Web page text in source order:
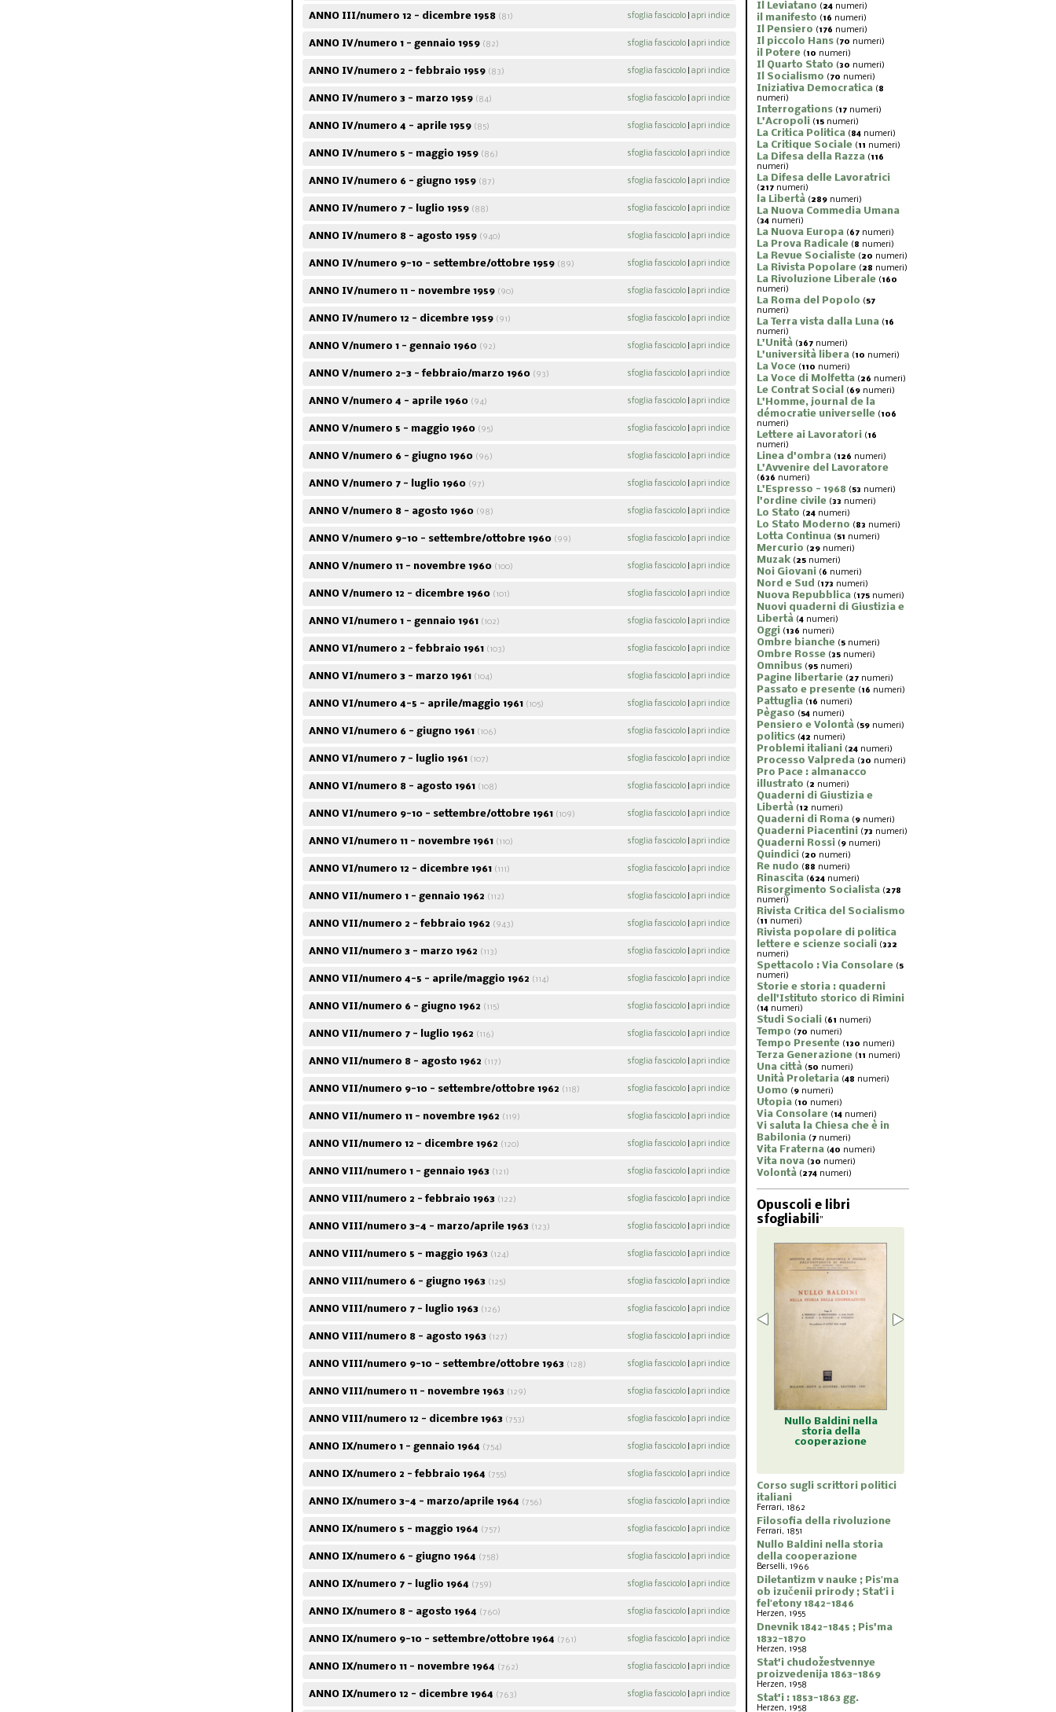
sfoglia fascicolo apri indice
ANNO III/numero 12 - dicembre 1958 (81)
sfoglia fascicolo apri indice
ANNO IV/numero 1 - gennaio 1959 (82)
sfoglia fascicolo apri indice
ANNO IV/numero 2 - febbraio 1959 (83)
sfoglia fascicolo apri indice
ANNO IV/numero 3 - marzo 1959 (84)
sfoglia fascicolo apri indice
ANNO IV/numero 4 - aprile 1959 (85)
sfoglia fascicolo apri indice
ANNO IV/numero 5 - maggio 1959 (86)
sfoglia fascicolo apri indice
ANNO IV/numero 6 - giugno 1959 (87)
sfoglia fascicolo apri indice
ANNO IV/numero 7 - luglio 1959 (88)
sfoglia fascicolo apri indice
ANNO IV/numero 8 - agosto 1959 (940)
sfoglia fascicolo apri indice
ANNO IV/numero 9-10 - settembre/ottobre 1959 (89)
sfoglia fascicolo apri indice
ANNO IV/numero 11 - novembre 1959 (90)
sfoglia fascicolo apri indice
ANNO IV/numero 12 - dicembre 1959 (91)
sfoglia fascicolo apri indice
ANNO V/numero 1 - gennaio 1960 (92)
sfoglia fascicolo apri indice
ANNO V/numero 2-3 - febbraio/marzo 1960 (93)
sfoglia fascicolo apri indice
ANNO V/numero 4 - aprile 1960 (94)
sfoglia fascicolo apri indice
ANNO V/numero 5 - maggio 1960 (95)
sfoglia fascicolo apri indice
ANNO V/numero 6 - giugno 1960 (96)
sfoglia fascicolo apri indice
ANNO V/numero 7 - luglio 1960 (97)
sfoglia fascicolo apri indice
ANNO V/numero 8 - agosto 1960 (98)
sfoglia fascicolo apri indice
ANNO V/numero 9-10 - settembre/ottobre 1960 (99)
sfoglia fascicolo apri indice
ANNO V/numero 11 - novembre 1960 (100)
sfoglia fascicolo apri indice
ANNO V/numero 12 - dicembre 1960 (101)
sfoglia fascicolo apri indice
ANNO VI/numero 1 - gennaio 1961 (102)
sfoglia fascicolo apri indice
ANNO VI/numero 2 - febbraio 1961 (103)
sfoglia fascicolo apri indice
ANNO VI/numero 3 - marzo 1961 (104)
sfoglia fascicolo apri indice
ANNO VI/numero 4-5 - aprile/maggio 1961 (105)
sfoglia fascicolo apri indice
ANNO VI/numero 6 - giugno 1961 (106)
sfoglia fascicolo apri indice
ANNO VI/numero 7 - luglio 1961 (107)
sfoglia fascicolo apri indice
ANNO VI/numero 8 - agosto 1961 (108)
sfoglia fascicolo apri indice
ANNO VI/numero 9-10 - settembre/ottobre 1961 (109)
sfoglia fascicolo apri indice
ANNO VI/numero 11 - novembre 1961 (110)
sfoglia fascicolo apri indice
ANNO VI/numero 12 - dicembre 1961 (111)
sfoglia fascicolo apri indice
ANNO VII/numero 1 - gennaio 1962 (112)
sfoglia fascicolo apri indice
ANNO VII/numero 2 - febbraio 1962 (943)
sfoglia fascicolo apri indice
ANNO VII/numero 3 - marzo 1962 (113)
sfoglia fascicolo apri indice
ANNO VII/numero 4-5 - aprile/maggio 1962 (114)
sfoglia fascicolo apri indice
ANNO VII/numero 6 - giugno 1962 (115)
sfoglia fascicolo apri indice
ANNO VII/numero 7 - luglio 1962 (116)
sfoglia fascicolo apri indice
ANNO VII/numero 8 - agosto 1962 (117)
sfoglia fascicolo apri indice
ANNO VII/numero 9-10 - settembre/ottobre 1962 (118)
sfoglia fascicolo apri indice
ANNO VII/numero 11 - novembre 1962 (119)
sfoglia fascicolo apri indice
ANNO VII/numero 12 - dicembre 1962 (120)
sfoglia fascicolo apri indice
ANNO VIII/numero 1 - gennaio 1963 (121)
sfoglia fascicolo apri indice
ANNO VIII/numero 2 - febbraio 1963 (122)
sfoglia fascicolo apri indice
ANNO VIII/numero 3-4 - marzo/aprile 1963 (123)
sfoglia fascicolo apri indice
ANNO VIII/numero 5 - maggio 1963 (124)
sfoglia fascicolo apri indice
ANNO VIII/numero 6 - giugno 1963 (125)
sfoglia fascicolo apri indice
ANNO VIII/numero 7 - luglio 1963 (126)
sfoglia fascicolo apri indice
ANNO VIII/numero 8 - agosto 1963 (127)
sfoglia fascicolo apri indice
ANNO VIII/numero 9-10 - settembre/ottobre 1963 (128)
sfoglia fascicolo apri indice
ANNO VIII/numero 11 - novembre 1963 (129)
sfoglia fascicolo apri indice
ANNO VIII/numero 12 - dicembre 1963 (753)
sfoglia fascicolo apri indice
ANNO IX/numero 1 - gennaio 1964 (754)
sfoglia fascicolo apri indice
ANNO IX/numero 2 - febbraio 1964 (755)
sfoglia fascicolo apri indice
ANNO IX/numero 3-4 - marzo/aprile 1964 (756)
sfoglia fascicolo apri indice
ANNO IX/numero 5 - maggio 1964 (757)
sfoglia fascicolo apri indice
ANNO IX/numero 6 - giugno 1964 (758)
sfoglia fascicolo apri indice
ANNO IX/numero 7 - luglio 1964 (759)
sfoglia fascicolo apri indice
ANNO IX/numero 8 - agosto 1964 (760)
sfoglia fascicolo apri indice
ANNO IX/numero 9-10 - settembre/ottobre 1964 (761)
sfoglia fascicolo apri indice
ANNO IX/numero 11 - novembre 1964 (762)
sfoglia fascicolo apri indice
ANNO IX/numero 12 - dicembre 1964 (763)
Il Leviatano (24 numeri)
il manifesto (16 numeri)
Il Pensiero (176 numeri)
Il piccolo Hans (70 numeri)
il Potere (10 numeri)
Il Quarto Stato (30 numeri)
Il Socialismo (70 numeri)
Iniziativa Democratica (8
numeri)
Interrogations (17 numeri)
L'Acropoli (15 numeri)
La Critica Politica (84 numeri)
La Critique Sociale (11 numeri)
La Difesa della Razza (116
numeri)
La Difesa delle Lavoratrici
(217 numeri)
la Libertà (289 numeri)
La Nuova Commedia Umana
(34 numeri)
La Nuova Europa (67 numeri)
La Prova Radicale (8 numeri)
La Revue Socialiste (20 numeri)
La Rivista Popolare (28 numeri)
La Rivoluzione Liberale (160
numeri)
La Roma del Popolo (57
numeri)
La Terra vista dalla Luna (16
numeri)
L'Unità (367 numeri)
L'università libera (10 numeri)
La Voce (110 numeri)
La Voce di Molfetta (26 numeri)
Le Contrat Social (69 numeri)
L'Homme, journal de la
démocratie universelle (106
numeri)
Lettere ai Lavoratori (16
numeri)
Linea d'ombra (126 numeri)
L'Avvenire del Lavoratore
(636 numeri)
L'Espresso - 1968 (53 numeri)
l'ordine civile (33 numeri)
Lo Stato (24 numeri)
Lo Stato Moderno (83 numeri)
Lotta Continua (51 numeri)
Mercurio (29 numeri)
Muzak (25 numeri)
Noi Giovani (6 numeri)
Nord e Sud (173 numeri)
Nuova Repubblica (175 numeri)
Nuovi quaderni di Giustizia e
Libertà (4 numeri)
Oggi (136 numeri)
Ombre bianche (5 numeri)
Ombre Rosse (35 numeri)
Omnibus (95 numeri)
Pagine libertarie (27 numeri)
Passato e presente (16 numeri)
Pattuglia (16 numeri)
Pègaso (54 numeri)
Pensiero e Volontà (59 numeri)
politics (42 numeri)
Problemi italiani (24 numeri)
Processo Valpreda (30 numeri)
Pro Pace : almanacco
illustrato (2 numeri)
Quaderni di Giustizia e
Libertà (12 numeri)
Quaderni di Roma (9 numeri)
Quaderni Piacentini (73 numeri)
Quaderni Rossi (9 numeri)
Quindici (20 numeri)
Re nudo (88 numeri)
Rinascita (624 numeri)
Risorgimento Socialista (278
numeri)
Rivista Critica del Socialismo
(11 numeri)
Rivista popolare di politica
lettere e scienze sociali (332
numeri)
Spettacolo : Via Consolare (5
numeri)
Storie e storia : quaderni
dell'Istituto storico di Rimini
(14 numeri)
Studi Sociali (61 numeri)
Tempo (70 numeri)
Tempo Presente (130 numeri)
Terza Generazione (11 numeri)
Una città (50 numeri)
Unità Proletaria (48 numeri)
Uomo (9 numeri)
Utopia (10 numeri)
Via Consolare (14 numeri)
Vi saluta la Chiesa che è in
Babilonia (7 numeri)
Vita Fraterna (40 numeri)
Vita nova (30 numeri)
Volontà (274 numeri)
Opuscoli e libri
sfogliabili"
Corso sugli scrittori
Nullo Baldini nella
cooperazione
Diletantizm v nauke ;
Pisʹma ob izučenii
prirody ; Statʹi i
Corso sugli scrittori politici
italiani
Ferrari, 1862
Filosofia della rivoluzione
Ferrari, 1851
Nullo Baldini nella storia
della cooperazione
Berselli, 1966
Diletantizm v nauke ; Pisʹma
ob izučenii prirody ; Statʹi i
felʹetony 1842-1846
Herzen, 1955
Dnevnik 1842-1845 ; Pis'ma
1832-1870
Herzen, 1958
Stat'i chudožestvennye
proizvedenija 1863-1869
Herzen, 1958
Stat'i : 1853-1863 gg.
Herzen, 1958